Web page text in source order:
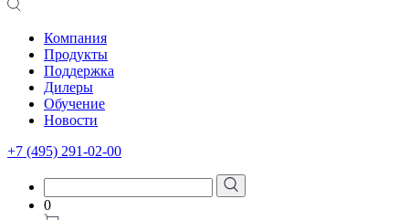
Компания
Продукты
Поддержка
Дилеры
Обучение
Новости
+7 (495) 291-02-00
0